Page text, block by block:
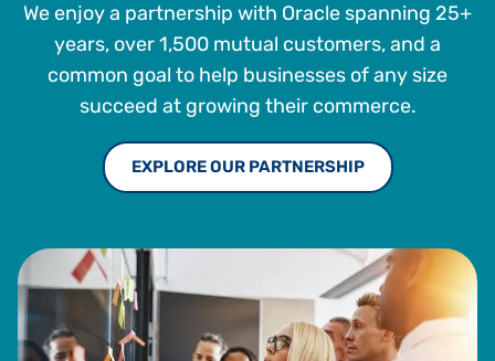
We enjoy a partnership with Oracle spanning 25+
years, over 1,500 mutual customers, and a
common goal to help businesses of any size
succeed at growing their commerce.
EXPLORE OUR PARTNERSHIP